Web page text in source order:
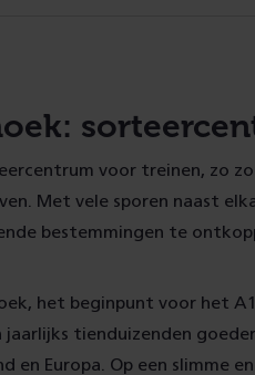
voor treinen, zo
Met vele sporen naast
bestemmingen te
het beginpunt voor het
jaarlijks tienduizenden
en Europa. Op een slimme